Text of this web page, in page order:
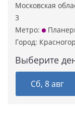
Московская
3
Метро:
Город:
Выберите
Сб, 8 авг